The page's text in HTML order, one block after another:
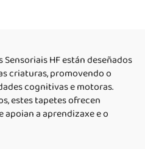
HF están deseñados
criaturas, promovendo o
cognitivas e motoras.
estes tapetes ofrecen
a aprendizaxe e o